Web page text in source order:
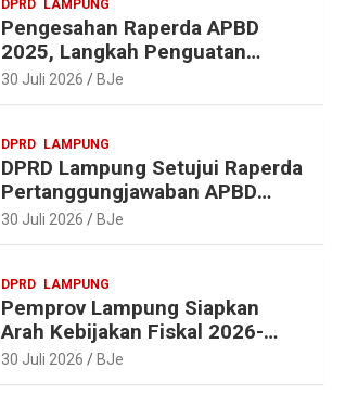
t
DPRD LAMPUNG
Pengesahan Raperda APBD
2025, Langkah Penguatan
Akuntabilitas dan
Pembangunan Lampung
30 Juli 2026 BJe
DPRD LAMPUNG
DPRD Lampung Setujui Raperda
Pertanggungjawaban APBD
2025, Beri Sejumlah
Rekomendasi Perbaikan
30 Juli 2026 BJe
DPRD LAMPUNG
Pemprov Lampung Siapkan
Arah Kebijakan Fiskal 2026-
2027 yang Realistis dan
Berkelanjutan
30 Juli 2026 BJe